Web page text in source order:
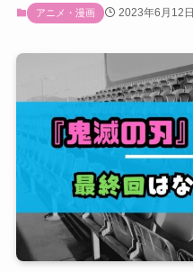
アニメ・漫画 2023年6月12日